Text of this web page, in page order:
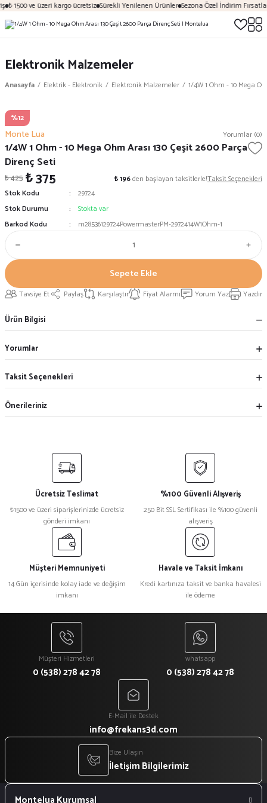
₺ 1500 ve üzeri kargo ücretsiz Sürekli Yenilenen Ürünler Sezona Özel İndirim Fırsatları
Elektronik Malzemeler
Anasayfa Elektrik - Elektronik Elektronik Malzemeler 1/4W 1 Ohm - 10 Mega
%12
Monte Lua Yorumlar (0)
1/4W 1 Ohm - 10 Mega Ohm Arası 130 Çeşit 2600 Parça
Direnç Seti
₺ 425₺ 375 ₺ 196den başlayan taksitlerle!Taksit Seçenekleri
Stok Kodu
29724
Stok Durumu
Stokta var
Barkod Kodu
m28536129724PowermasterPM-2972414W1Ohm-1
Sepete Ekle
Tavsiye Et Paylaş Karşılaştır Fiyat Alarmı Yorum Yaz Yazdır
Ürün Bilgisi
Yorumlar
Taksit Seçenekleri
Önerileriniz
Ücretsiz Teslimat
₺1500 ve üzeri siparişlerinizde ücretsiz
gönderi imkanı
%100 Güvenli Alışveriş
250 Bit SSL Sertifikası ile %100 güvenli
alışveriş
Müşteri Memnuniyeti
14 Gün içerisinde kolay iade ve değişim
imkanı
Havale ve Taksit İmkanı
Kredi kartınıza taksit ve banka havalesi
ile ödeme
Müşteri Hizmetleri
0 (538) 278 42 78
whatsapp
0 (538) 278 42 78
E-Mail ile Destek
info@frekans3d.com
Bize Ulaşın
İletişim Bilgilerimiz